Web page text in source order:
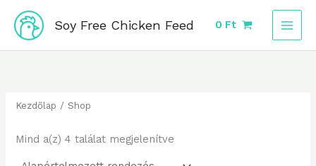
Soy Free Chicken Feed 0 Ft
Kezdőlap / Shop
Mind a(z) 4 találat megjelenítve